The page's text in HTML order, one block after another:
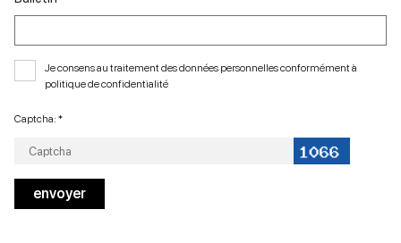
Je consens au traitement des données personnelles conformément à
politique de confidentialité
Captcha: *